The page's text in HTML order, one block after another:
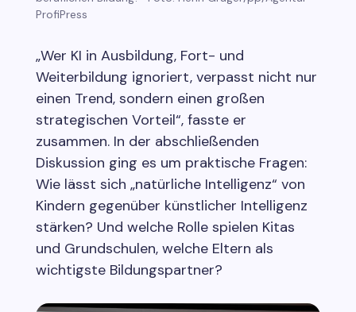
ProfiPress
„Wer KI in Ausbildung, Fort- und
Weiterbildung ignoriert, verpasst nicht nur
einen Trend, sondern einen großen
strategischen Vorteil“, fasste er
zusammen. In der abschließenden
Diskussion ging es um praktische Fragen:
Wie lässt sich „natürliche Intelligenz“ von
Kindern gegenüber künstlicher Intelligenz
stärken? Und welche Rolle spielen Kitas
und Grundschulen, welche Eltern als
wichtigste Bildungspartner?